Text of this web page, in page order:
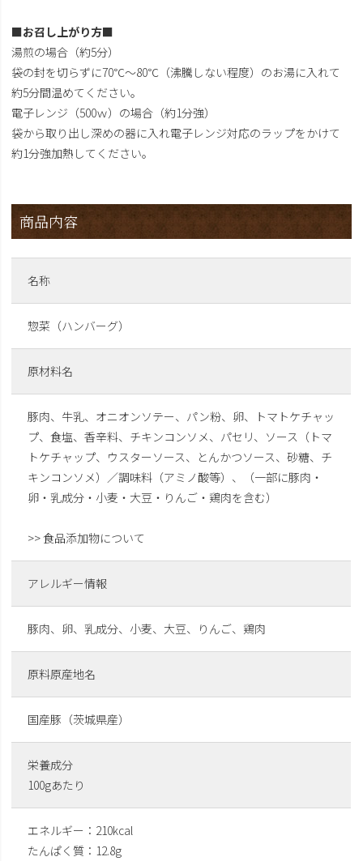
■お召し上がり方■
湯煎の場合（約5分）
袋の封を切らずに70℃～80℃（沸騰しない程度）のお湯に入れて
約5分間温めてください。
電子レンジ（500ｗ）の場合（約1分強）
袋から取り出し深めの器に入れ電子レンジ対応のラップをかけて
約1分強加熱してください。
商品内容
名称
惣菜（ハンバーグ）
原材料名
豚肉、牛乳、オニオンソテー、パン粉、卵、トマトケチャッ
プ、食塩、香辛料、チキンコンソメ、パセリ、ソース（トマ
トケチャップ、ウスターソース、とんかつソース、砂糖、チ
キンコンソメ）／調味料（アミノ酸等）、（一部に豚肉・
卵・乳成分・小麦・大豆・りんご・鶏肉を含む）
>> 食品添加物について
アレルギー情報
豚肉、卵、乳成分、小麦、大豆、りんご、鶏肉
原料原産地名
国産豚（茨城県産）
栄養成分
100gあたり
エネルギー：210kcal
たんぱく質：12.8g